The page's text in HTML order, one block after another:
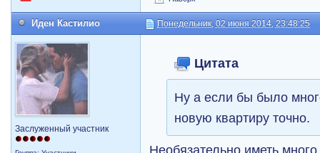
Иден Кастилио Понедельник, 02 июня 2014, 23:48:25
Заслуженный участник
Цитата
Ну а если бы было
новую квартиру точно.
Необязательно иметь